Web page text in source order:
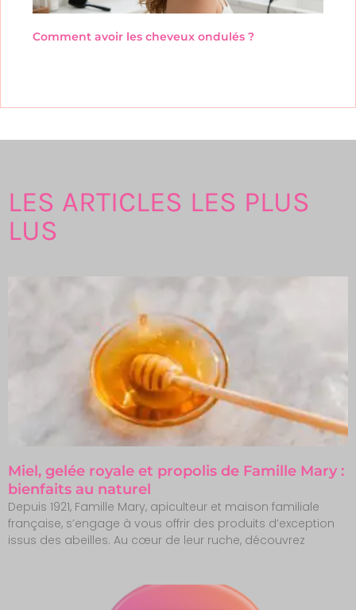
Comment avoir les cheveux ondulés ?
LES ARTICLES LES PLUS
LUS
Miel, gelée royale et propolis de Famille Mary :
bienfaits au naturel
Depuis 1921, Famille Mary, apiculteur et maison familiale
française, s’engage à vous offrir des produits d’exception
issus des abeilles. Au cœur de leur ruche, découvrez